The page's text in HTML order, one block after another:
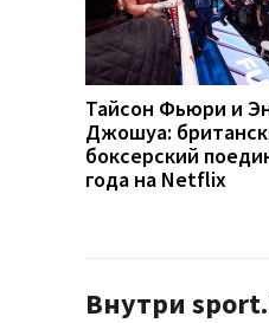
Тайсон Фьюри и
Джошуа:
боксерский
года на Netflix
Внутри